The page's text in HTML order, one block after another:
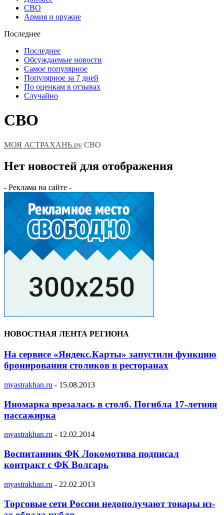
СВО
Армия и оружие
Последнее
Последнее
Обсуждаемые новости
Самое популярное
Популярное за 7 дней
По оценкам в отзывах
Случайно
СВО
МОЯ АСТРАХАНЬ.ру СВО
Нет новостей для отображения
- Реклама на сайте -
НОВОСТНАЯ ЛЕНТА РЕГИОНА
На сервисе «Яндекс.Карты» запустили функцию
бронирования столиков в ресторанах
myastrakhan.ru - 15.08.2013
Иномарка врезалась в столб. Погибла 17-летняя
пассажирка
myastrakhan.ru - 12.02.2014
Воспитанник ФК Локомотива подписал
контракт с ФК Волгарь
myastrakhan.ru - 22.02.2013
Торговые сети России недополучают товары из-